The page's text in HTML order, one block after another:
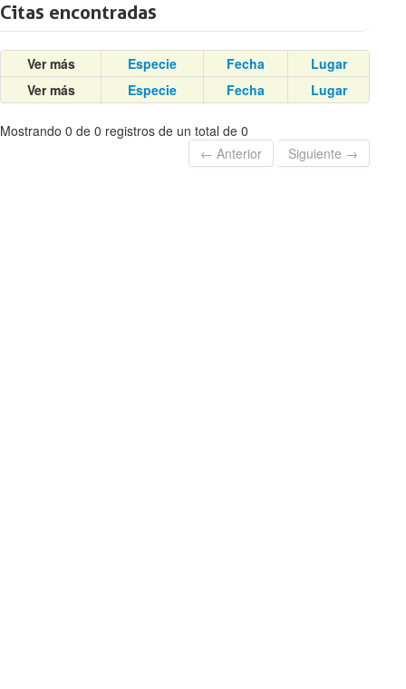
Citas encontradas
Ver más Especie Fecha
Lugar
Ver más
Especie Fecha Lugar
Mostrando 0 de 0 registros de un total de 0
← Anterior
Siguiente →